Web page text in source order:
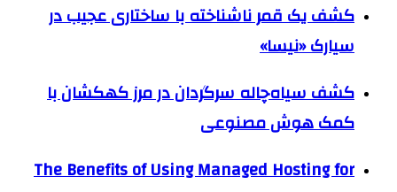
کشف یک قمر ناشناخته با ساختاری عجیب در
سیارک «نیسا»
کشف سیاه‌چاله سرگردان در مرز کهکشان با
کمک هوش مصنوعی
The Benefits of Using Managed Hosting for